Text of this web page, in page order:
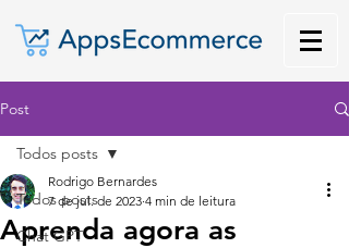
Post
Todos posts
Chat GPT
Todos posts
Aprenda agora as
Rodrigo Bernardes
7 de jul. de 2023 4 min de leitura